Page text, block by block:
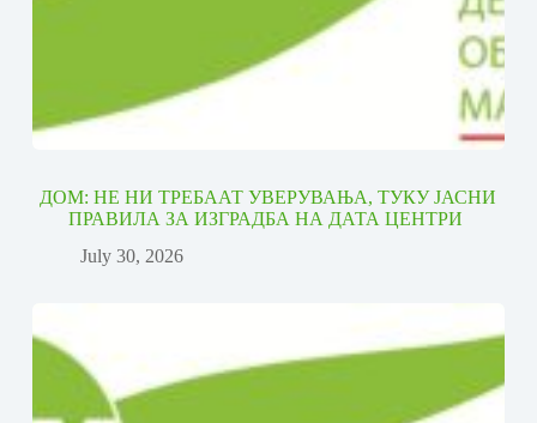
ДОМ: НЕ НИ ТРЕБААТ УВЕРУВАЊА, ТУКУ ЈАСНИ
ПРАВИЛА ЗА ИЗГРАДБА НА ДАТА ЦЕНТРИ
July 30, 2026